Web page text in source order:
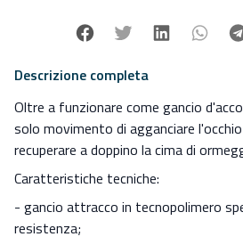
Facebook
Twitter Linkedin
Descrizione completa
Oltre a funzionare come gancio
solo movimento di agganciare
recuperare a doppino la cima di
Caratteristiche tecniche:
- gancio attracco in tecnopolimero
resistenza;